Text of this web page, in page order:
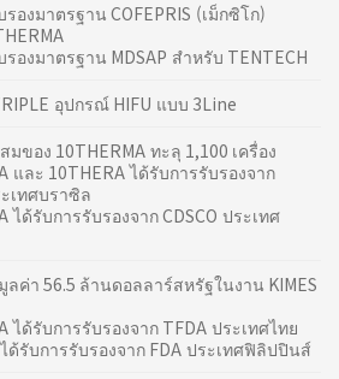
องมาตรฐาน COFEPRIS (เม็กซิโก)
องมาตรฐาน MDSAP สำหรับ TENTECH
อุปกรณ์ HIFU แบบ 3Line
มของ 10THERMA ทะลุ 1,100 เครื่อง
และ 10THERA ได้รับการรับรองจาก
เทศบราซิล
ได้รับการรับรองจาก CDSCO ประเทศ
ค่า 56.5 ล้านดอลลาร์สหรัฐในงาน KIMES
ได้รับการรับรองจาก TFDA ประเทศไทย
ด้รับการรับรองจาก FDA ประเทศฟิลิปปินส์